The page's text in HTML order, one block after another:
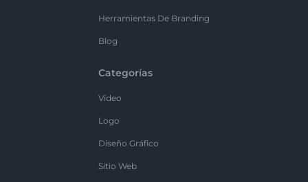
Herramientas De Branding
Blog
Categorías
Vídeo
Logo
Diseño Gráfico
Sitio Web